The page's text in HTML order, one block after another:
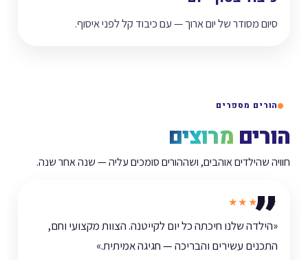
סיום מסודר של יום ארוך — עם כיבוד קל לפני איסוף.
הורים מספרים
הורים מרוצים
חוויה שהילדים אוהבים, ושההורים סומכים עליה — שנה אחר שנה.
★★★★★
«הילדה שלנו חיכתה כל יום לקייטנה. הצוות מקצועי וחם,
התכנים עשירים והבריכה — חגיגה אמיתית.»